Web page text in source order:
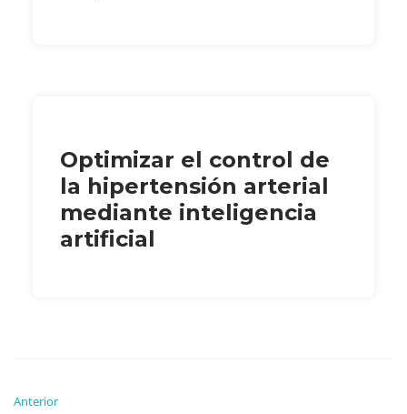
Optimizar el control de
la hipertensión arterial
mediante inteligencia
artificial
Anterior